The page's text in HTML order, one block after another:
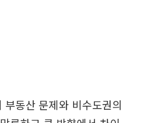
동산 문제와 비수도권의